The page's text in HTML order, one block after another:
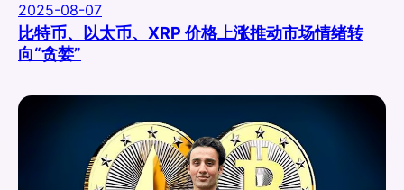
2025-08-07
比特币、以太币、XRP 价格上涨推动市场情绪转
向“贪婪”